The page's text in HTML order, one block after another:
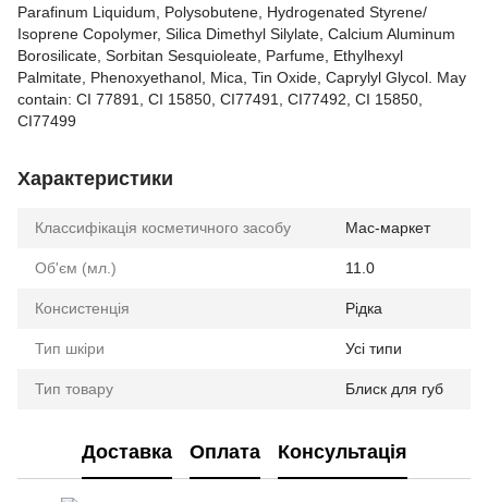
Parafinum Liquidum, Polysobutene, Hydrogenated Styrene/
Isoprene Copolymer, Silica Dimethyl Silylate, Calcium Aluminum
Borosilicate, Sorbitan Sesquioleate, Parfume, Ethylhexyl
Palmitate, Phenoxyethanol, Mica, Tin Oxide, Caprylyl Glycol. May
contain: CI 77891, CI 15850, CI77491, CI77492, CI 15850,
CI77499
Характеристики
Классифікація косметичного засобу Мас-маркет
Об'єм (мл.) 11.0
Консистенція Рідка
Тип шкіри Усі типи
Тип товару Блиск для губ
Доставка Оплата Консультація